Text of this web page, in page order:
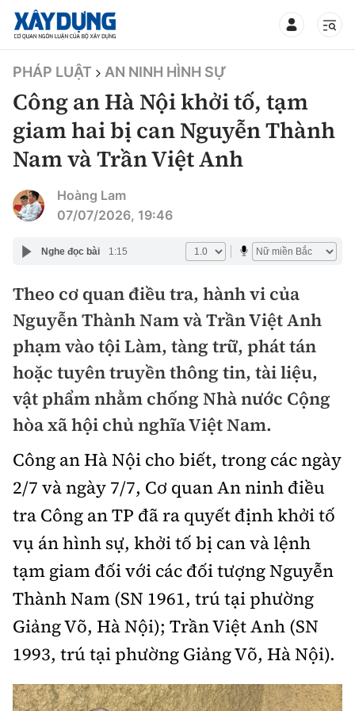
TIN BỘ XÂY DỰNG
CHUYÊN MỤC
Mới nhất
Thời sự
Chính trị
Xã hội
Chuyện dọc đường
Cải chính
Xây dựng
Chỉ đạo điều hành
Quy hoạch kiến trúc
Vật liệu xây dựng
Giám định chất lượng
Quản lý đô thị
Giao thông
Quản lý
Đường bộ
Hàng không
Đường sắt
Đăng kiểm
Đường sắt tốc độ cao
Đường thủy
Hàng hải
Đường sắt đô thị
Kinh tế
Thị trường
Tài chính
Chứng khoán
Bảo hiểm
Doanh nghiệp
Pháp luật
Thanh tra
An ninh hình sự
Điều tra
Pháp đình
Hỏi - Đáp
An toàn giao thông
Giao thông 24h
ATGT địa phương
Văn hóa giao thông
Lái xe an toàn
Chung tay vì ATGT
Chất lượng sống
Giáo dục
Y tế
Đời sống
Lao động - Công đoàn
Văn hóa - Giải Trí
Văn hóa
Showbiz
Điện ảnh
Thể thao
Bóng đá
Bình luận
PHÁP LUẬT AN NINH HÌNH SỰ
Công an Hà Nội khởi tố, tạm
giam hai bị can Nguyễn Thành
Nam và Trần Việt Anh
Hoàng Lam
07/07/2026, 19:46
Nghe đọc bài 1:15
Theo cơ quan điều tra, hành vi của
Nguyễn Thành Nam và Trần Việt Anh
phạm vào tội Làm, tàng trữ, phát tán
hoặc tuyên truyền thông tin, tài liệu,
vật phẩm nhằm chống Nhà nước Cộng
hòa xã hội chủ nghĩa Việt Nam.
Công an Hà Nội cho biết, trong các ngày
2/7 và ngày 7/7, Cơ quan An ninh điều
tra Công an TP đã ra quyết định khởi tố
vụ án hình sự, khởi tố bị can và lệnh
tạm giam đối với các đối tượng Nguyễn
Thành Nam (SN 1961, trú tại phường
Giảng Võ, Hà Nội); Trần Việt Anh (SN
1993, trú tại phường Giảng Võ, Hà Nội).